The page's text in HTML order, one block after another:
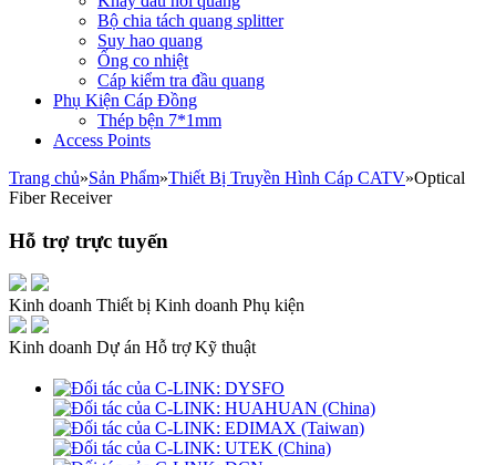
Bộ chia tách quang splitter
Suy hao quang
Ống co nhiệt
Cáp kiểm tra đầu quang
Phụ Kiện Cáp Đồng
Thép bện 7*1mm
Access Points
Trang chủ»Sản Phẩm»Thiết Bị Truyền Hình Cáp CATV»Optical
Fiber Receiver
Hỗ trợ trực tuyến
Kinh doanh Thiết bị Kinh doanh Phụ kiện
Kinh doanh Dự án Hỗ trợ Kỹ thuật